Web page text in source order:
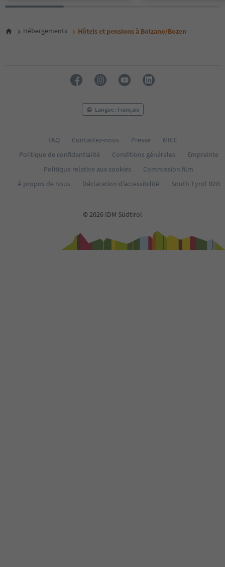
Hébergements Hôtels et pensions à Bolzano/Bozen
Langue : Français
FAQ Contactez-nous Presse
MICE
Politique de confidentialité
Conditions générales
Empreinte
Politique relative aux cookies
Commission film
À propos de nous
Déclaration d’accessibilité South Tyrol B2B
© 2026 IDM Südtirol